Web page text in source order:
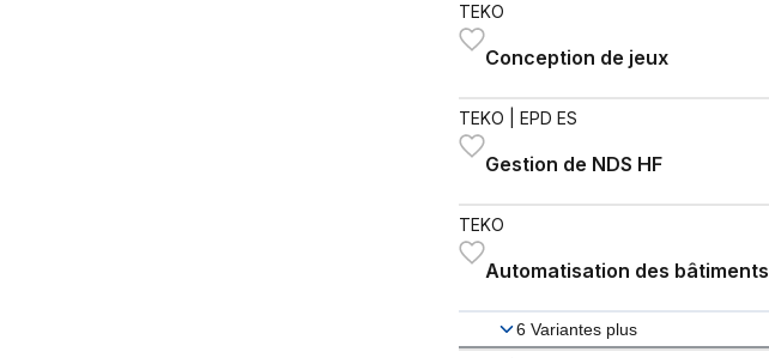
TEKO
Conception de jeux
TEKO | EPD ES
Gestion de NDS HF
TEKO
Automatisation des bâtiments
6 Variantes plus